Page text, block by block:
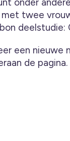
twee
deelstudie:
een nieuwe
de